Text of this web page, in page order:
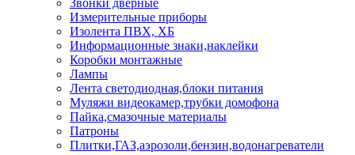
Измерительные приборы
Изолента ПВХ, ХБ
Информационные знаки,наклейки
Коробки монтажные
Лампы
Лента светодиодная,блоки питания
Муляжи видеокамер,трубки домофона
Пайка,смазочные материалы
Патроны
Плитки,ГАЗ,аэрозоли,бензин,водонагреватели